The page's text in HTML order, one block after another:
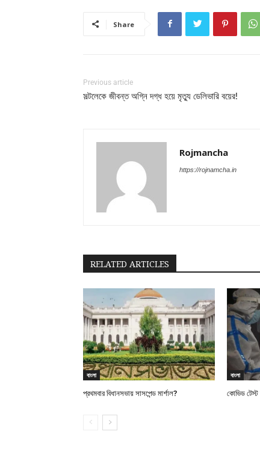
Share
Previous article
সল্টলেকে জীবন্ত অগ্নি দগ্ধ হয়ে মৃত্যু ডেলিভারি বয়ের!
Rojmancha
https://rojnamcha.in
RELATED ARTICLES
বাংলা
প্রথমবার বিধানসভায় সাসপেন্ড মার্শাল?
বাংলা
কোভিড টেস্ট